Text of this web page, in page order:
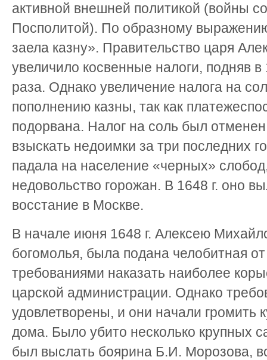
активной внешней политикой (войны
Посполитой). По образному
заела казну». Правительство царя
увеличило косвенные налоги, подняв в
раза. Однако увеличение налога на
пополнению казны, так как
подорвана. Налог на соль был
взыскать недоимки за три последних
падала на население «черных»
недовольство горожан. В 1648 г. оно
восстание в Москве.
В начале июня 1648 г. Алексею
богомолья, была подана челобитная
требованиями наказать наиболее
царской администрации. Однако
удовлетворены, и они начали громить
дома. Было убито несколько крупных
был выслать боярина Б.И. Морозова,